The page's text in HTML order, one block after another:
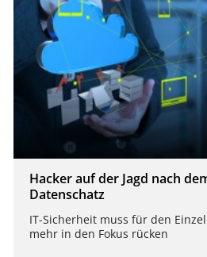
Hacker auf der Jagd nach
Datenschatz
IT-Sicherheit muss für den
mehr in den Fokus rücken